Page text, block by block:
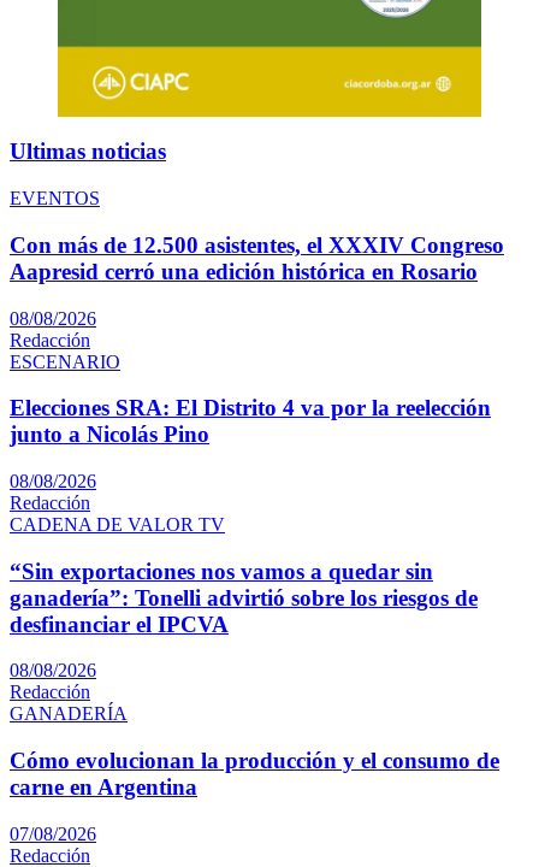
Ultimas noticias
EVENTOS
Con más de 12.500 asistentes, el XXXIV Congreso
Aapresid cerró una edición histórica en Rosario
08/08/2026
Redacción
ESCENARIO
Elecciones SRA: El Distrito 4 va por la reelección
junto a Nicolás Pino
08/08/2026
Redacción
CADENA DE VALOR TV
“Sin exportaciones nos vamos a quedar sin
ganadería”: Tonelli advirtió sobre los riesgos de
desfinanciar el IPCVA
08/08/2026
Redacción
GANADERÍA
Cómo evolucionan la producción y el consumo de
carne en Argentina
07/08/2026
Redacción